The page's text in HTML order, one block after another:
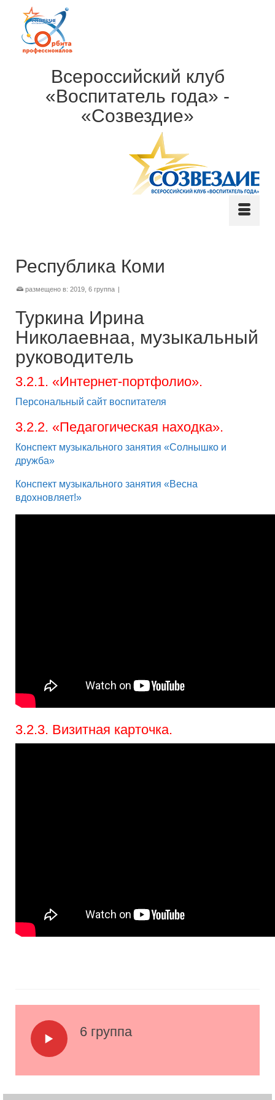
Всероссийский клуб
«Воспитатель года» -
«Созвездие»
Республика Коми
размещено в: 2019 6 группа |
Туркина Ирина
Николаевнаа, музыкальный
руководитель
3.2.1. «Интернет-портфолио».
Персональный сайт воспитателя
3.2.2. «Педагогическая находка».
Конспект музыкального занятия «Солнышко и
дружба»
Конспект музыкального занятия «Весна
вдохновляет!»
3.2.3. Визитная карточка.
6 группа